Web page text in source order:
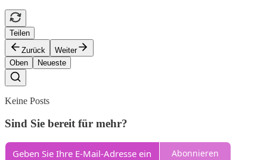
Teilen
Zurück
Weiter
Oben
Neueste
Keine Posts
Sind Sie bereit für mehr?
Abonnieren